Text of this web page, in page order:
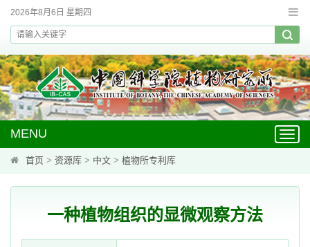
2026年8月6日 星期四
MENU
首页 > 资源库 > 中文 > 植物所专利库
一种植物组织的显微观察方法